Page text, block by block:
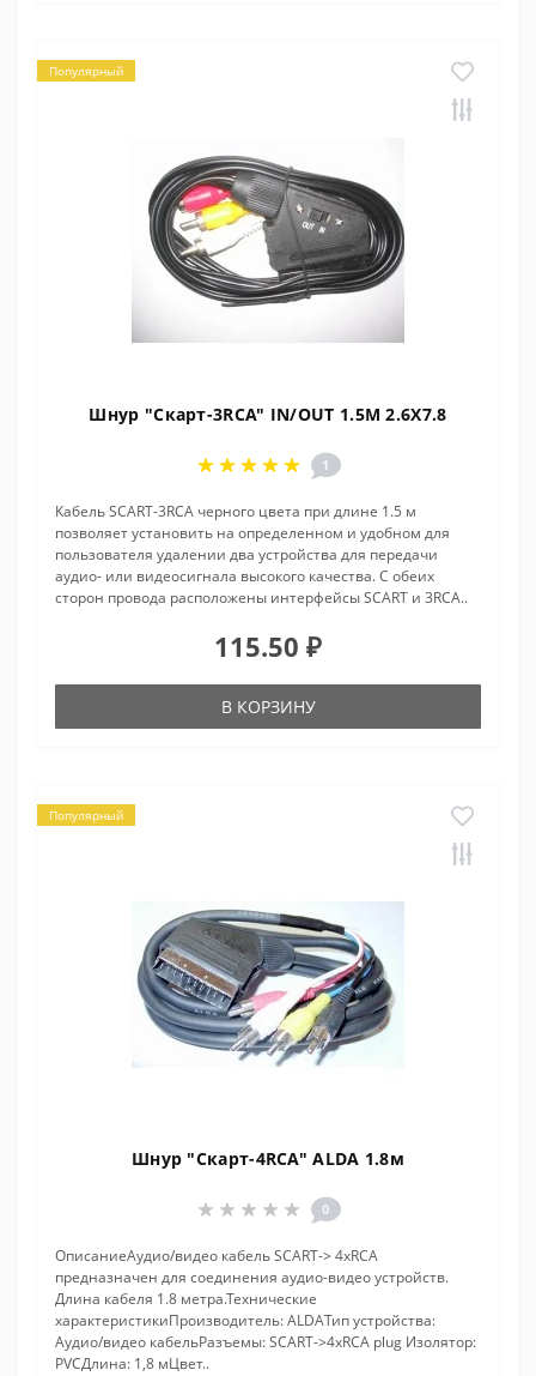
Популярный
Шнур "Скарт-3RCA" IN/OUT 1.5M 2.6X7.8
1
Кабель SCART-3RCA черного цвета при длине 1.5 м
позволяет установить на определенном и удобном для
пользователя удалении два устройства для передачи
аудио- или видеосигнала высокого качества. С обеих
сторон провода расположены интерфейсы SCART и 3RCA..
115.50 ₽
В КОРЗИНУ
Популярный
Шнур "Скарт-4RCA" ALDA 1.8м
0
ОписаниеАудио/видео кабель SCART-> 4xRCA
предназначен для соединения аудио-видео устройств.
Длина кабеля 1.8 метра.Технические
характеристикиПроизводитель: ALDAТип устройства:
Аудио/видео кабельРазъемы: SCART->4xRCA plug Изолятор:
PVCДлина: 1,8 мЦвет..